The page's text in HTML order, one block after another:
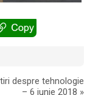
despre tehnologie
– 6 iunie 2018 »